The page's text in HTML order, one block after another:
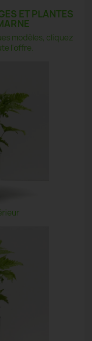
ET PLANTES
modèles, cliquez
l'offre.